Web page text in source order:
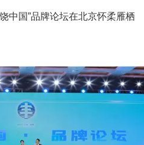
中国”品牌论坛在北京怀柔雁栖